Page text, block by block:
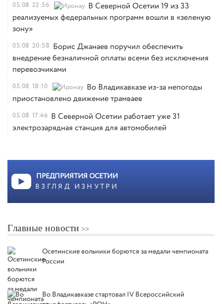
05.08 22:56
В Северной Осетии 19 из 33
реализуемых федеральных программ вошли в «зеленую
зону»
05.08 20:58 Борис Джанаев поручил обеспечить
внедрение безналичной оплаты всеми без исключения
перевозчиками
05.08 18:10
Во Владикавказе из-за непогоды
приостановлено движение трамваев
05.08 17:46 В Северной Осетии работает уже 31
электрозарядная станция для автомобилей
ПРЕДПРИЯТИЯ ОСЕТИИ
ВЗГЛЯД ИЗНУТРИ
Главные новости
Осетинские вольники борются за медали чемпионата
России
Во Владикавказе стартовал IV Всероссийский